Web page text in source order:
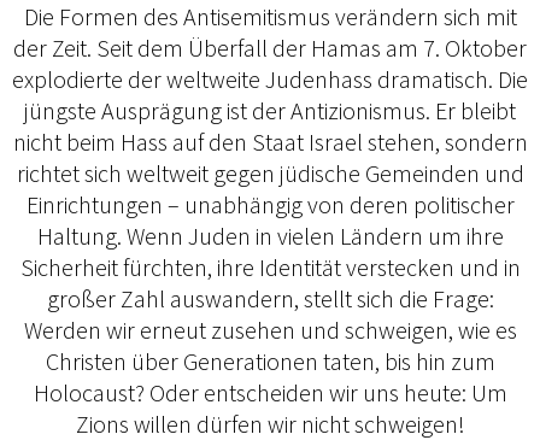
Die Formen des Antisemitismus verändern sich mit
der Zeit. Seit dem Überfall der Hamas am 7. Oktober
explodierte der weltweite Judenhass dramatisch. Die
jüngste Ausprägung ist der Antizionismus. Er bleibt
nicht beim Hass auf den Staat Israel stehen, sondern
richtet sich weltweit gegen jüdische Gemeinden und
Einrichtungen – unabhängig von deren politischer
Haltung. Wenn Juden in vielen Ländern um ihre
Sicherheit fürchten, ihre Identität verstecken und in
großer Zahl auswandern, stellt sich die Frage:
Werden wir erneut zusehen und schweigen, wie es
Christen über Generationen taten, bis hin zum
Holocaust? Oder entscheiden wir uns heute: Um
Zions willen dürfen wir nicht schweigen!